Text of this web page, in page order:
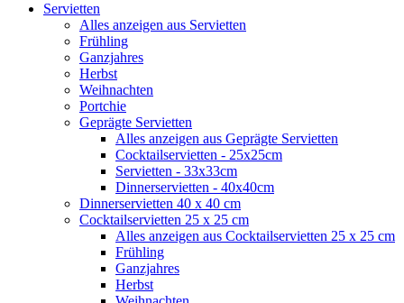
Servietten
Alles anzeigen aus Servietten
Frühling
Ganzjahres
Herbst
Weihnachten
Portchie
Geprägte Servietten
Alles anzeigen aus Geprägte Servietten
Cocktailservietten - 25x25cm
Servietten - 33x33cm
Dinnerservietten - 40x40cm
Dinnerservietten 40 x 40 cm
Cocktailservietten 25 x 25 cm
Alles anzeigen aus Cocktailservietten 25 x 25 cm
Frühling
Ganzjahres
Herbst